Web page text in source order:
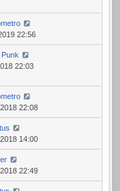
22:56
Punk
22:03
22:08
14:00
22:49